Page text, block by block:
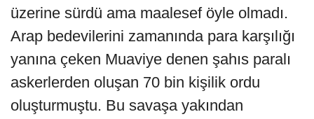
üzerine sürdü ama maalesef öyle olmadı.
Arap bedevilerini zamanında para karşılığı
yanına çeken Muaviye denen şahıs paralı
askerlerden oluşan 70 bin kişilik ordu
oluşturmuştu. Bu savaşa yakından